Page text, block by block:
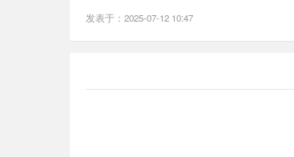
发表于：2025-07-12 10:47